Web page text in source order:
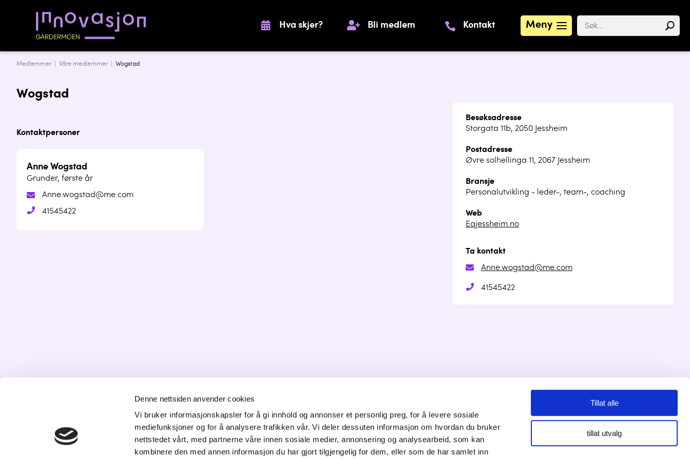
Denne nettsiden anvender cookies
Vi bruker informasjonskapsler for å gi innhold og annonser et personlig preg, for å levere sosiale
mediefunksjoner og for å analysere trafikken vår. Vi deler dessuten informasjon om hvordan du bruker
nettstedet vårt, med partnerne våre innen sosiale medier, annonsering og analysearbeid, som kan
kombinere den med annen informasjon du har gjort tilgjengelig for dem, eller som de har samlet inn
Tillat alle
tillat utvalg
Meny
Hva skjer? Bli medlem Kontakt
Medlemmer | Våre medlemmer| Wogstad
Wogstad
Kontaktpersoner
Anne Wogstad
Grunder, første år
Anne.wogstad@me.com
41545422
Besøksadresse
Storgata 11b, 2050 Jessheim
Postadresse
Øvre solhellinga 11, 2067 Jessheim
Bransje
Personalutvikling - leder-, team-, coaching
Web
Eqjessheim.no
Ta kontakt
Anne.wogstad@me.com
41545422
KONTAKT OSS
Storgata 6,
2050 Jessheim
Cookies informasjon